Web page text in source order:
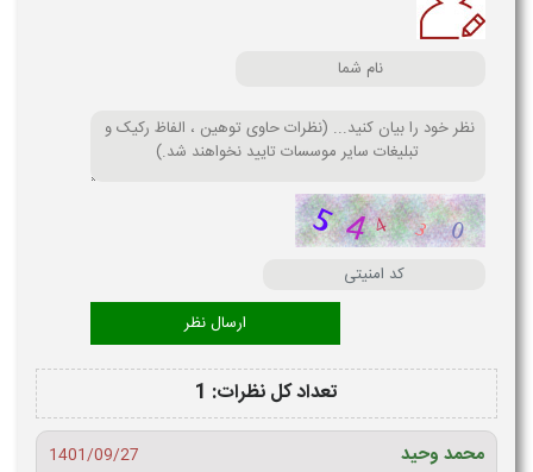
تعداد کل نظرات: 1
محمد وحید
1401/09/27